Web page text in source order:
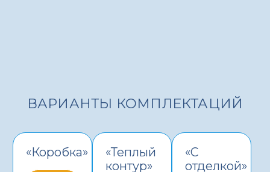
ВАРИАНТЫ КОМПЛЕКТАЦИЙ
«Коробка»
«Теплый
контур»
«С
отделкой»